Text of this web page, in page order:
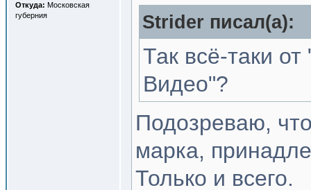
Откуда: Московская
губерния
Strider писал(a):
Так всё-таки
Видео"?
Подозреваю,
марка,
Только и всего.